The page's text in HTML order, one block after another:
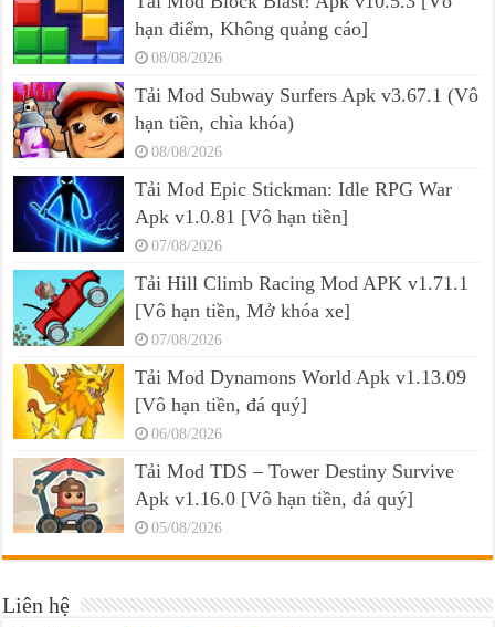
hạn điểm, Không quảng cáo]
08/08/2026
Tải Mod Subway Surfers Apk v3.67.1 (Vô
hạn tiền, chìa khóa)
08/08/2026
Tải Mod Epic Stickman: Idle RPG War
Apk v1.0.81 [Vô hạn tiền]
07/08/2026
Tải Hill Climb Racing Mod APK v1.71.1
[Vô hạn tiền, Mở khóa xe]
07/08/2026
Tải Mod Dynamons World Apk v1.13.09
[Vô hạn tiền, đá quý]
06/08/2026
Tải Mod TDS – Tower Destiny Survive
Apk v1.16.0 [Vô hạn tiền, đá quý]
05/08/2026
Liên hệ